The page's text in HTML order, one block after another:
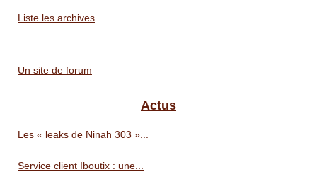
Liste les archives
Un site de forum
Actus
Les « leaks de Ninah 303 »...
Service client Iboutix : une...